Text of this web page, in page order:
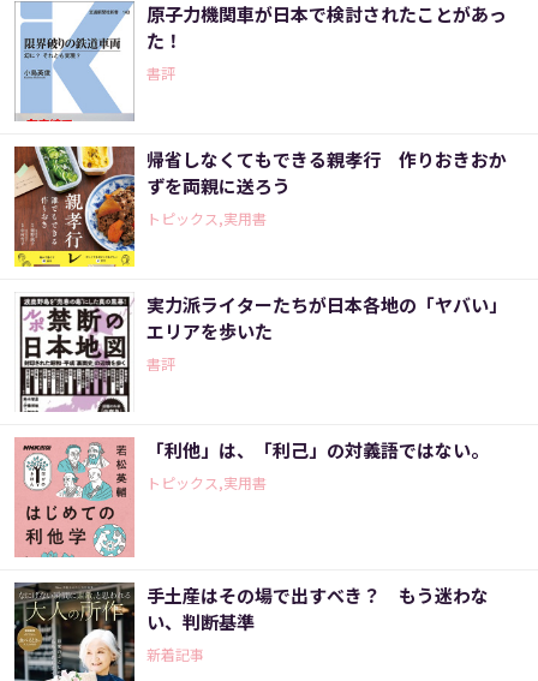
原子力機関車が日本で検討されたことがあっ
た！
書評
帰省しなくてもできる親孝行 作りおきおか
ずを両親に送ろう
トピックス,実用書
実力派ライターたちが日本各地の「ヤバい」
エリアを歩いた
書評
「利他」は、「利己」の対義語ではない。
トピックス,実用書
手土産はその場で出すべき？ もう迷わな
い、判断基準
新着記事